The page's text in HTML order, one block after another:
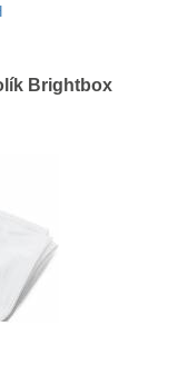
Brightbox